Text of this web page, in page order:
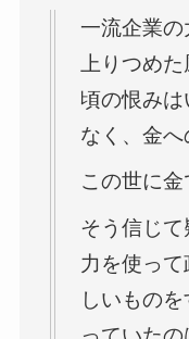
一流企業
上りつめ
頃の恨み
なく、金へ
この世に金
そう信じ
力を使っ
しいもの